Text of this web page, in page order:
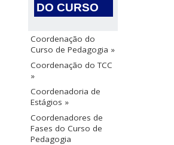
DO CURSO
Coordenação do
Curso de Pedagogia »
Coordenação do TCC
»
Coordenadoria de
Estágios »
Coordenadores de
Fases do Curso de
Pedagogia